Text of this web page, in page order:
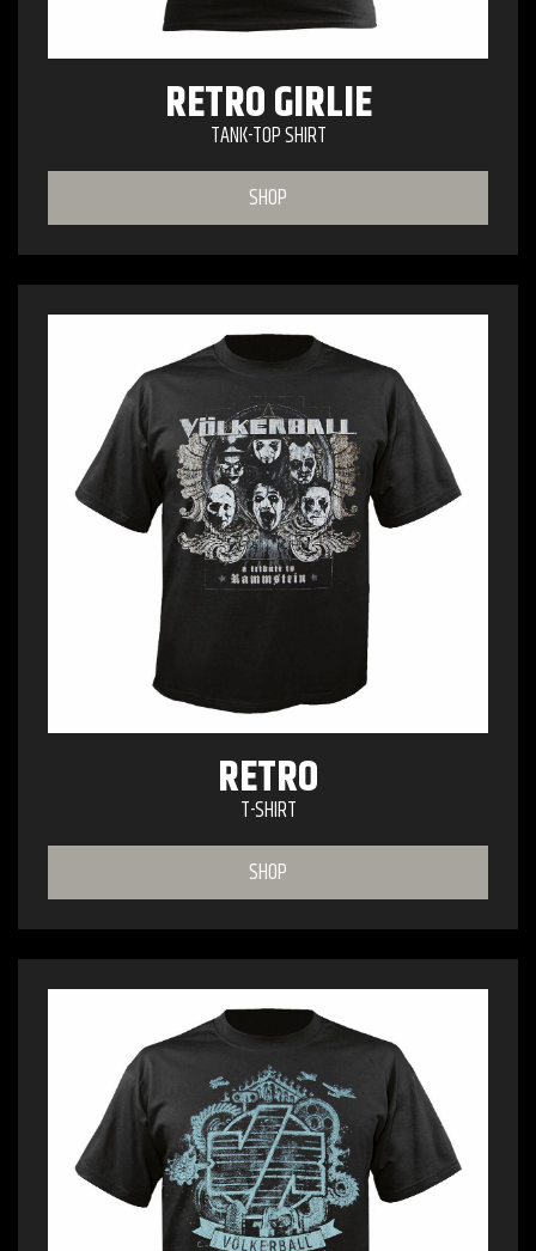
RETRO GIRLIE
TANK-TOP SHIRT
SHOP
RETRO
T-SHIRT
SHOP